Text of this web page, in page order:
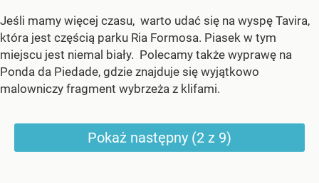
Jeśli mamy więcej czasu, warto udać się na wyspę Tavira,
która jest częścią parku Ria Formosa. Piasek w tym
miejscu jest niemal biały. Polecamy także wyprawę na
Ponda da Piedade, gdzie znajduje się wyjątkowo
malowniczy fragment wybrzeża z klifami.
Pokaż następny (2 z 9)